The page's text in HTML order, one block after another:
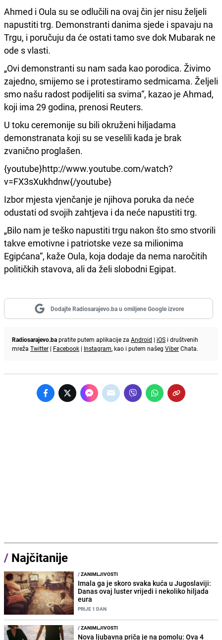
Ahmed i Oula su se odlučili na ovaj čin jer nisu željeli
napustiti trg. Demonstranti danima sjede i spavaju na
Trgu, i poručuju da će ostati tamo sve dok Mubarak ne
ode s vlasti.
„Ovi demonstranti su nam sada kao porodica. Živimo
zajedno, smijemo se i protestiramo sedmicama. Željeli
smo našu radost podijeliti sa svima“, kazao je Ahmad,
koji ima 29 godina, prenosi Reuters.
U toku ceremonije su bili okruženi hiljadama
demonstranata koji su se veselili kada je brak
zvanično proglašen.
{youtube}http://www.youtube.com/watch?
v=FX3sXukhdnw{/youtube}
Izbor mjesta vjenčanje je njihova poruka da neće
odustati od svojih zahtjeva i da neće napustiti trg.
„Bilo nam je teško napustiti trgu nakon što smo stvorili
takve emotivne i patriotske veze sa milionima
Egipćana“, kaže Oula, koja dodaje da nema naročitih
političkih stavova, ali da želi slobodni Egipat.
Dodajte Radiosarajevo.ba u omiljene Google izvore
Radiosarajevo.bapratite putem aplikacije za Android | iOS i društvenih
mreža Twitter | Facebook | Instagram, kao i putem našeg ViberChata.
/ Najčitanije
/ZANIMLJIVOSTI
Imala ga je skoro svaka kuća u Jugoslaviji:
Danas ovaj luster vrijedi i nekoliko hiljada
eura
PRIJE 1 DAN
/ZANIMLJIVOSTI
Nova ljubavna priča je na pomolu: Ova 4